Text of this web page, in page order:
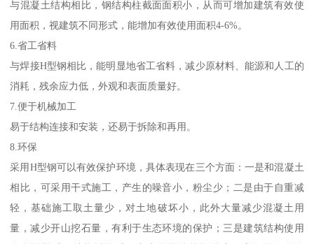
与混凝土结构相比，钢结构柱截面面积小，从而可增加建筑有效使
用面积，视建筑不同形式，能增加有效使用面积4-6%。
6.省工省料
与焊接H型钢相比，能明显地省工省料，减少原材料、能源和人工的
消耗，残余应力低，外观和表面质量好。
7.便于机械加工
易于结构连接和安装，还易于拆除和再用。
8.环保
采用H型钢可以有效保护环境，具体表现在三个方面：一是和混凝土
相比，可采用干式施工，产生的噪音小，粉尘少；二是由于自重减
轻，基础施工取土量少，对土地破坏小，此外大量减少混凝土用
量，减少开山挖石量，有利于生态环境的保护；三是建筑结构使用